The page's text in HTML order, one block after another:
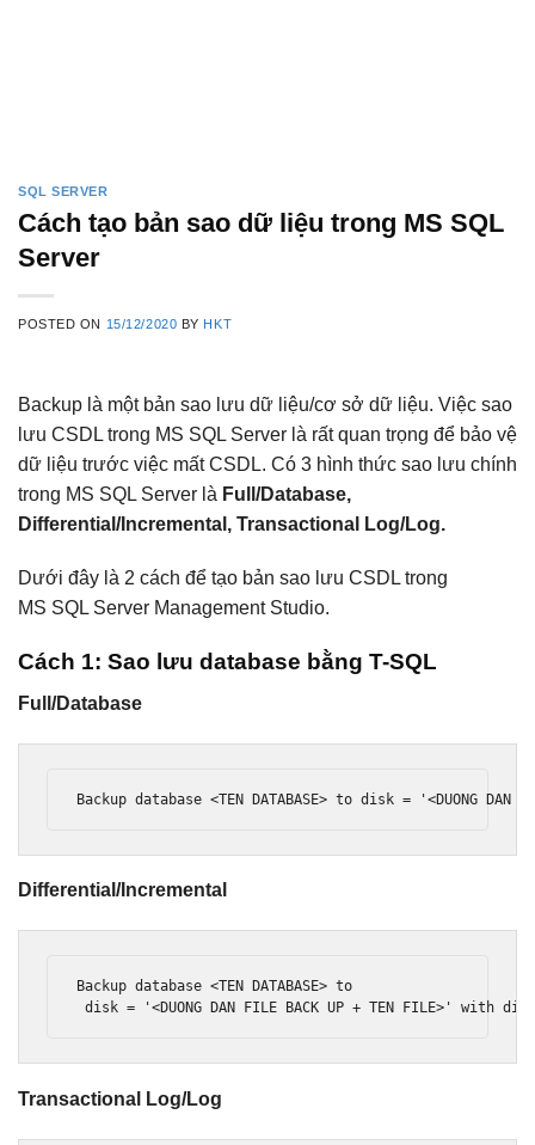
SQL SERVER
Cách tạo bản sao dữ liệu trong MS SQL
Server
POSTED ON 15/12/2020 BY HKT
Backup là một bản sao lưu dữ liệu/cơ sở dữ liệu. Việc sao
lưu CSDL trong MS SQL Server là rất quan trọng để bảo vệ
dữ liệu trước việc mất CSDL. Có 3 hình thức sao lưu chính
trong MS SQL Server là Full/Database,
Differential/Incremental, Transactional Log/Log.
Dưới đây là 2 cách để tạo bản sao lưu CSDL trong
MS SQL Server Management Studio.
Cách 1: Sao lưu database bằng T-SQL
Full/Database
Backup database <TEN DATABASE> to disk = '<DUONG DAN
Differential/Incremental
Backup database <TEN DATABASE> to
disk = '<DUONG DAN FILE BACK UP + TEN FILE>' with
Transactional Log/Log